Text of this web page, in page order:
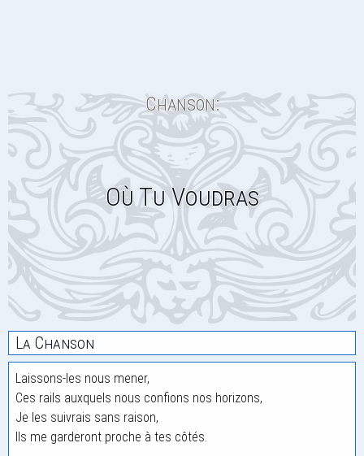
Chanson:
Où Tu Voudras
La Chanson
Laissons-les nous mener,
Ces rails auxquels nous confions nos horizons,
Je les suivrais sans raison,
Ils me garderont proche à tes côtés.